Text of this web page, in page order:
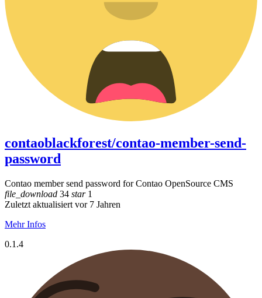
contaoblackforest/contao-member-send-
password
Contao member send password for Contao OpenSource CMS
file_download 34 star1
Zuletzt aktualisiert vor 7 Jahren
Mehr Infos
0.1.4